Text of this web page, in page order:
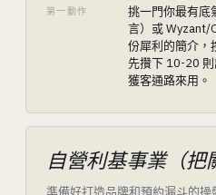
第一動作
挑一門你最有底
言）或 Wyzant/
份犀利的簡介，
先攢下 10-20
獲客通路來用。
自營利基事業（把
準備好打造品牌和預約漏斗的操